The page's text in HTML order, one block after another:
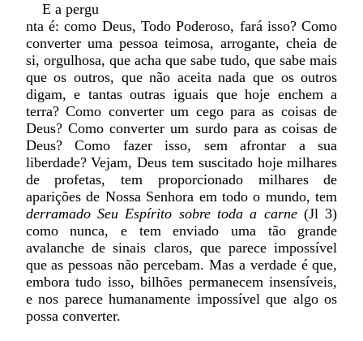
E a pergu
nta é: como Deus, Todo Poderoso, fará isso? Como
converter uma pessoa teimosa, arrogante, cheia de
si, orgulhosa, que acha que sabe tudo, que sabe mais
que os outros, que não aceita nada que os outros
digam, e tantas outras iguais que hoje enchem a
terra? Como converter um cego para as coisas de
Deus? Como converter um surdo para as coisas de
Deus? Como fazer isso, sem afrontar a sua
liberdade? Vejam, Deus tem suscitado hoje milhares
de profetas, tem proporcionado milhares de
aparições de Nossa Senhora em todo o mundo, tem
derramado Seu Espírito sobre toda a carne(Jl 3)
como nunca, e tem enviado uma tão grande
avalanche de sinais claros, que parece impossível
que as pessoas não percebam. Mas a verdade é que,
embora tudo isso, bilhões permanecem insensíveis,
e nos parece humanamente impossível que algo os
possa converter.